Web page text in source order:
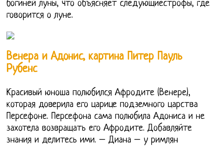
богиней луны, что объясняет следующиестрофы, где
говорится о луне.
Венера и Адонис, картина Питер Пауль
Рубенс
Красивый юноша полюбился Афродите (Венере),
которая доверила его царице подземного царства
Персефоне. Персефона сама полюбила Адониса и не
захотела возвращать его Афродите. Добавляйте
знания и делитесь ими. – Диана – у римлян